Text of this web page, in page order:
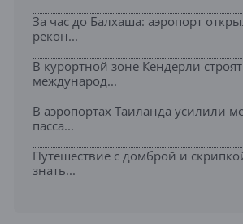
За час до Балхаша: аэропорт
рекон...
В курортной зоне Кендерли
международ...
В аэропортах Таиланда усилили
пасса...
Путешествие с домброй и
знать...